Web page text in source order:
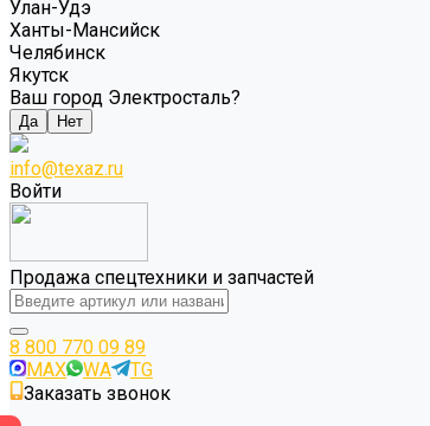
Улан-Удэ
Ханты-Мансийск
Челябинск
Якутск
Ваш город Электросталь?
Да Нет
info@texaz.ru
Войти
Продажа спецтехники и запчастей
8 800 770 09 89
MAX
WA
TG
Заказать звонок